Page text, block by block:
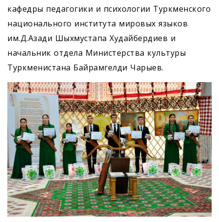
кафедры педагогики и психологии Туркменского
национального института мировых языков
им.Д.Азади Шыхмустапа Худайбердиев и
начальник отдела Министерства культуры
Туркменистана Байрамгелди Чарыев.